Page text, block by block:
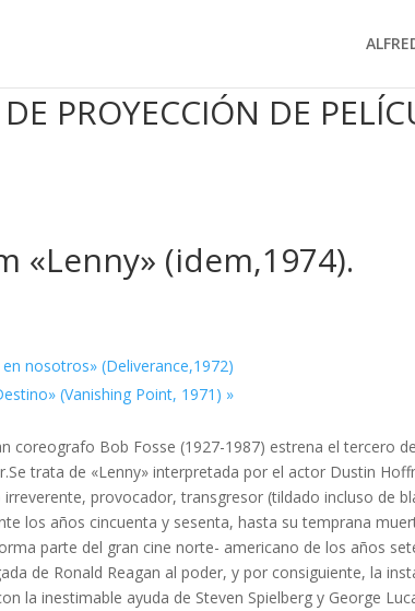
PROYECCIÓN DE
«Lenny» (idem,1974).
nosotros» (Deliverance,1972)
(Vanishing Point, 1971) »
coreografo Bob Fosse (1927-1987) estrena el tercero
trata de «Lenny» interpretada por el actor Dustin
provocador, transgresor (tildado incluso de
los años cincuenta y sesenta, hasta su temprana
parte del gran cine norte- americano de los años
de Ronald Reagan al poder, y por consiguiente, la
la inestimable ayuda de Steven Spielberg y George